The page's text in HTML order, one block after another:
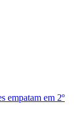
empatam em 2º